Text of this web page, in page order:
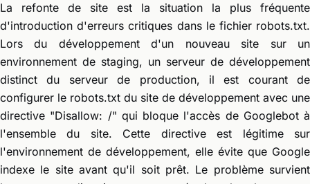
La refonte de site est la situation la plus fréquente
d'introduction d'erreurs critiques dans le fichier robots.txt.
Lors du développement d'un nouveau site sur un
environnement de staging, un serveur de développement
distinct du serveur de production, il est courant de
configurer le robots.txt du site de développement avec une
directive "Disallow: /" qui bloque l'accès de Googlebot à
l'ensemble du site. Cette directive est légitime sur
l'environnement de développement, elle évite que Google
indexe le site avant qu'il soit prêt. Le problème survient